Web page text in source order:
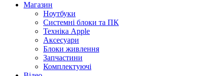
Магазин
Ноутбуки
Системні блоки та ПК
Техніка Apple
Аксесуари
Блоки живлення
Запчастини
Комплектуючі